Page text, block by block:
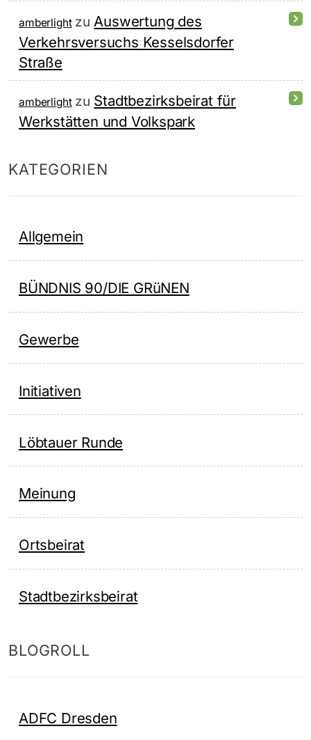
amberlightzuAuswertung des
Verkehrsversuchs Kesselsdorfer
Straße
amberlightzu Stadtbezirksbeirat für
Werkstätten und Volkspark
KATEGORIEN
Allgemein
BÜNDNIS 90/DIE GRüNEN
Gewerbe
Initiativen
Löbtauer Runde
Meinung
Ortsbeirat
Stadtbezirksbeirat
BLOGROLL
ADFC Dresden